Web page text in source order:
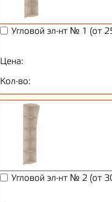
Угловой эл-нт № 1 (от
Цена:
Кол-во:
Угловой эл-нт № 2 (от